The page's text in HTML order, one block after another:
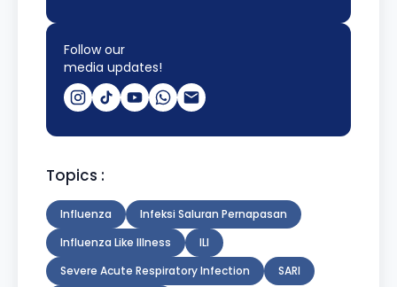
Follow our
media updates!
Topics :
Influenza
Infeksi Saluran Pernapasan
Influenza Like Illness
ILI
Severe Acute Respiratory Infection
SARI